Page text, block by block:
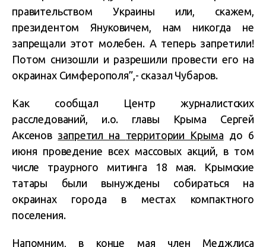
правительством Украины или, скажем,
президентом Януковичем, нам никогда не
запрещали этот молебен. А теперь запретили!
Потом снизошли и разрешили провести его на
окраинах Симферополя”,- сказал Чубаров.
Как сообщал Центр журналистских
расследований, и.о. главы Крыма Сергей
Аксенов запретил на территории Крыма до 6
июня проведение всех массовых акций, в том
числе траурного митинга 18 мая. Крымские
татары были вынуждены собираться на
окраинах города в местах компактного
поселения.
Напомним, в конце мая член Меджлиса